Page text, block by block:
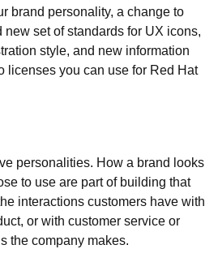
brand personality, a change to
new set of standards for UX icons,
style, and new information
licenses you can use for Red Hat
personalities. How a brand looks
to use are part of building that
interactions customers have with
or with customer service or
the company makes.